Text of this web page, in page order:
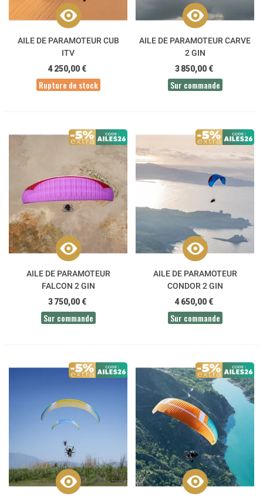
AILE DE PARAMOTEUR CUB
ITV
4 250,00 €
Rupture de stock
AILE DE PARAMOTEUR CARVE
2 GIN
3 850,00 €
Sur commande
AILE DE PARAMOTEUR
FALCON 2 GIN
3 750,00 €
Sur commande
AILE DE PARAMOTEUR
CONDOR 2 GIN
4 650,00 €
Sur commande